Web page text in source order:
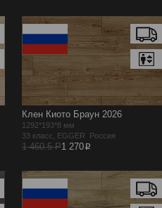
Клен Киото Браун 2026
1292*193*8 мм
33 класс, EGGER Россия
1 460.5 Р1 270p